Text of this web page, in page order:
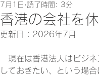
日本 その他
香港の会社を
7月1日 読了時間: 3分
更新日：2026年7月
現在は香港法人はビジネ
しておきたい、という場